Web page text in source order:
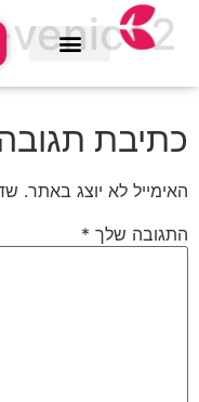
כתיבת
האימייל לא יוצג באתר.
התגובה שלך *